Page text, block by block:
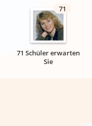
71
71 Schüler erwarten
Sie